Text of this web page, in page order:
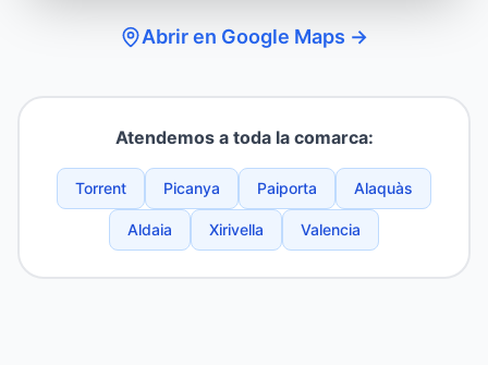
Abrir en Google Maps →
Atendemos a toda la comarca:
Torrent Picanya Paiporta Alaquàs
Aldaia Xirivella Valencia